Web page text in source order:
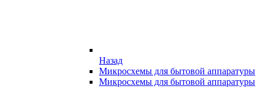
Назад
Микросхемы для бытовой аппаратуры
Микросхемы для бытовой аппаратуры